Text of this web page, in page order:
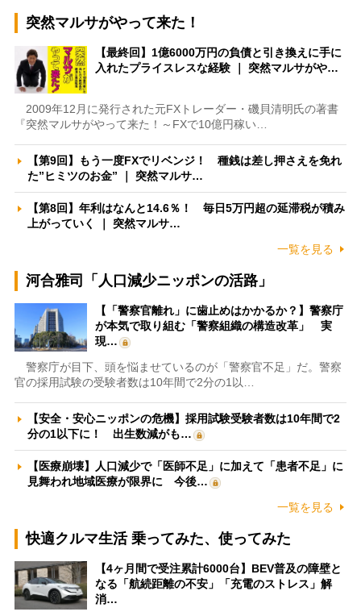
突然マルサがやって来た！
【最終回】1億6000万円の負債と引き換えに手に
入れたプライスレスな経験 ｜ 突然マルサがや…
2009年12月に発行された元FXトレーダー・磯貝清明氏の著書
『突然マルサがやって来た！～FXで10億円稼い…
【第9回】もう一度FXでリベンジ！ 種銭は差し押さえを免れ
た”ヒミツのお金” ｜ 突然マルサ…
【第8回】年利はなんと14.6％！ 毎日5万円超の延滞税が積み
上がっていく ｜ 突然マルサ…
一覧を見る
河合雅司「人口減少ニッポンの活路」
【「警察官離れ」に歯止めはかかるか？】警察庁
が本気で取り組む「警察組織の構造改革」 実
現…
警察庁が目下、頭を悩ませているのが「警察官不足」だ。警察
官の採用試験の受験者数は10年間で2分の1以…
【安全・安心ニッポンの危機】採用試験受験者数は10年間で2
分の1以下に！ 出生数減がも…
【医療崩壊】人口減少で「医師不足」に加えて「患者不足」に
見舞われ地域医療が限界に 今後…
一覧を見る
快適クルマ生活 乗ってみた、使ってみた
【4ヶ月間で受注累計6000台】BEV普及の障壁と
なる「航続距離の不安」「充電のストレス」解
消…